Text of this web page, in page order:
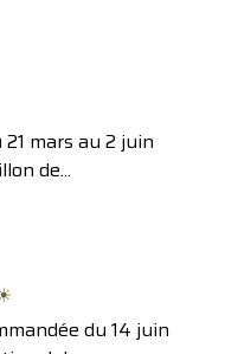
mars au 2 juin
de...
du 14 juin